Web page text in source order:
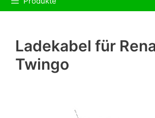
Ladekabel für
Twingo